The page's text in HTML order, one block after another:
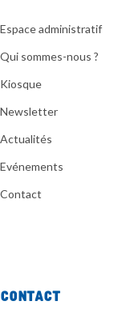
Espace administratif
Qui sommes-nous ?
Kiosque
Newsletter
Actualités
Evénements
Contact
Contact